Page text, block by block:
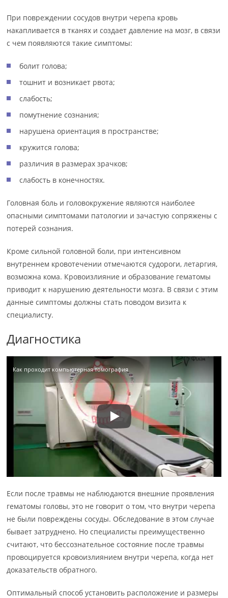
При повреждении сосудов внутри черепа кровь
накапливается в тканях и создает давление на мозг, в связи
с чем появляются такие симптомы:
болит голова;
тошнит и возникает рвота;
слабость;
помутнение сознания;
нарушена ориентация в пространстве;
кружится голова;
различия в размерах зрачков;
слабость в конечностях.
Головная боль и головокружение являются наиболее
опасными симптомами патологии и зачастую сопряжены с
потерей сознания.
Кроме сильной головной боли, при интенсивном
внутреннем кровотечении отмечаются судороги, летаргия,
возможна кома. Кровоизлияние и образование гематомы
приводит к нарушению деятельности мозга. В связи с этим
данные симптомы должны стать поводом визита к
специалисту.
Диагностика
Как проходит компьютерная томография
Если после травмы не наблюдаются внешние проявления
гематомы головы, это не говорит о том, что внутри черепа
не были повреждены сосуды. Обследование в этом случае
бывает затруднено. Но специалисты преимущественно
считают, что бессознательное состояние после травмы
провоцируется кровоизлиянием внутри черепа, когда нет
доказательств обратного.
Оптимальный способ установить расположение и размеры